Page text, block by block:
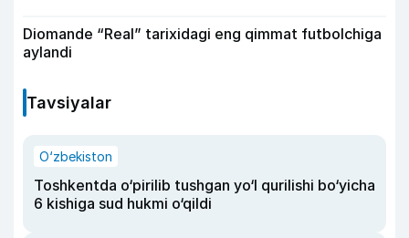
Diomande “Real” tarixidagi eng qimmat futbolchiga
aylandi
Tavsiyalar
O‘zbekiston
Toshkentda o‘pirilib tushgan yo‘l qurilishi bo‘yicha
6 kishiga sud hukmi o‘qildi